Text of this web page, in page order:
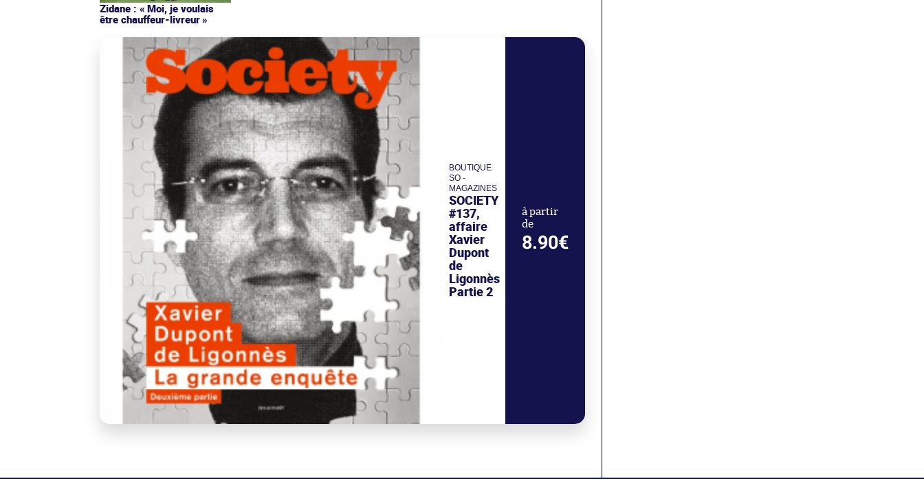
Zidane : « Moi, je voulais
être chauffeur-livreur »
BOUTIQUE
SO -
MAGAZINES
SOCIETY
#137,
affaire
Xavier
Dupont
de
Ligonnès
Partie 2
à partir
de
8.90€